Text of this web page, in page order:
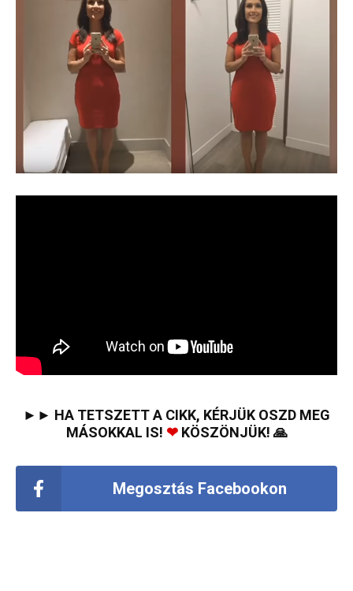
►► HA TETSZETT A CIKK, KÉRJÜK OSZD MEG
MÁSOKKAL IS! ❤KÖSZÖNJÜK! 🙏
Megosztás Facebookon